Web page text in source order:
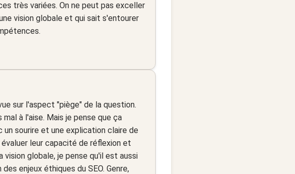
très variées. On ne peut pas exceller
vision globale et qui sait s'entourer
sur l'aspect "piège" de la question.
à l'aise. Mais je pense que ça
sourire et une explication claire de
leur capacité de réflexion et
globale, je pense qu'il est aussi
enjeux éthiques du SEO. Genre,